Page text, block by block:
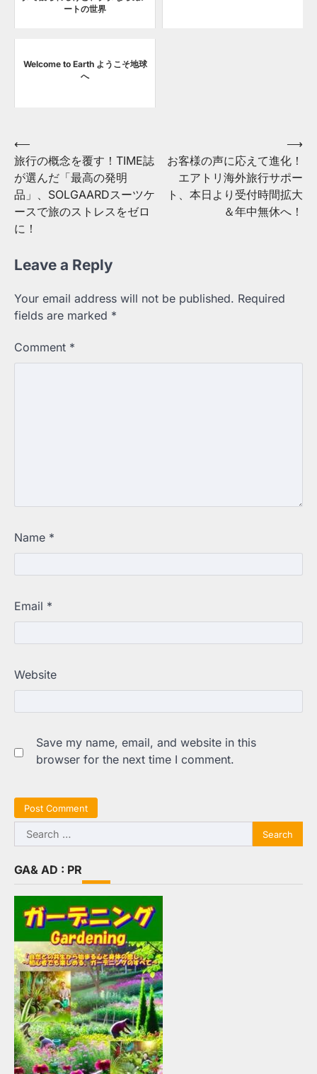
ートの世界
Welcome to Earth ようこそ地球
へ
Post
navigation
⟵
旅行の概念を覆す！TIME誌
が選んだ「最高の発明
品」、SOLGAARDスーツケ
ースで旅のストレスをゼロ
に！
お客様の声に応えて進化！
エアトリ海外旅行サポー
ト、本日より受付時間拡大
＆年中無休へ！
⟶
Leave a Reply
Your email address will not be published. Required
fields are marked *
Comment *
Name *
Email *
Website
Save my name, email, and website in this
browser for the next time I comment.
Search
for:
GA& AD : PR